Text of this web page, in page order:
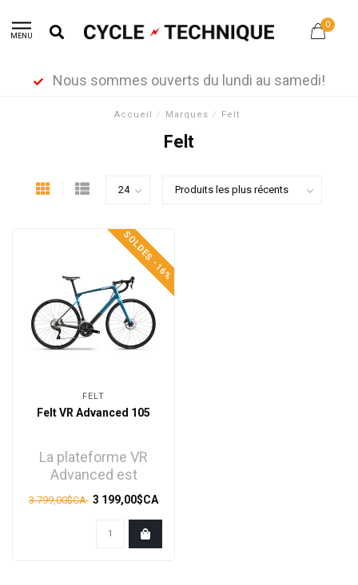
MENU
0
Nous sommes ouverts du lundi au samedi!
Accueil / Marques / Felt
Felt
SOLDES -16%
FELT
Felt VR Advanced 105
La plateforme VR
Advanced est
équipée du groupe
mécanique 105 testé
et épro..
3 799,00$CA 3 199,00$CA